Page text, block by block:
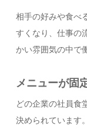
相手の好みや食べ
すくなり、仕事の
かい雰囲気の中で
メニューが固
どの企業の社員食
決められています。